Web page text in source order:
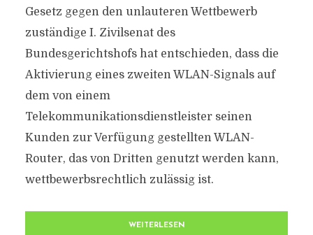
Gesetz gegen den unlauteren Wettbewerb
zuständige I. Zivilsenat des
Bundesgerichtshofs hat entschieden, dass die
Aktivierung eines zweiten WLAN-Signals auf
dem von einem
Telekommunikationsdienstleister seinen
Kunden zur Verfügung gestellten WLAN-
Router, das von Dritten genutzt werden kann,
wettbewerbsrechtlich zulässig ist.
WEITERLESEN